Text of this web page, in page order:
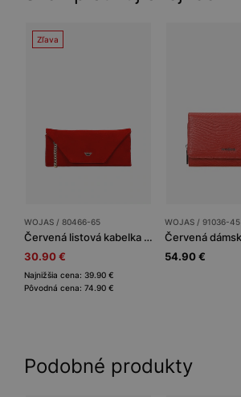
Zľava
WOJAS / 80466-65
Červená listová kabelka z velúru
30.90 €
Najnižšia cena: 39.90 €
Pôvodná cena: 74.90 €
WOJAS / 91036-45
54.90 €
Podobné produkty